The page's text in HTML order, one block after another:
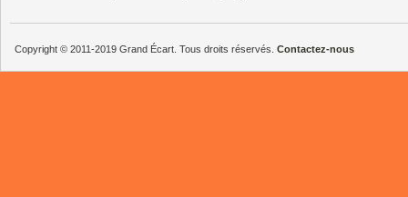
Copyright © 2011-2019 Grand Écart. Tous droits réservés. Contactez-nous